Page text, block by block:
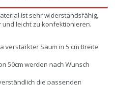
ist sehr widerstandsfähig,
leicht zu konfektionieren.
Saum in 5 cm Breite
50cm werden nach Wunsch
die passenden